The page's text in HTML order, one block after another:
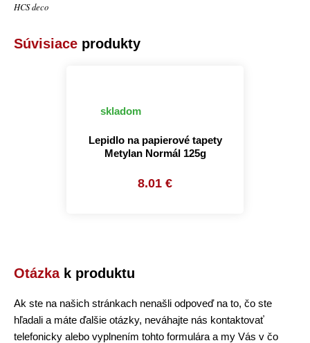
HCS deco
Súvisiace produkty
skladom
Lepidlo na papierové tapety
Metylan Normál 125g
8.01 €
Otázkak produktu
Ak ste na našich stránkach nenašli odpoveď na to, čo ste
hľadali a máte ďalšie otázky, neváhajte nás kontaktovať
telefonicky alebo vyplnením tohto formulára a my Vás v čo